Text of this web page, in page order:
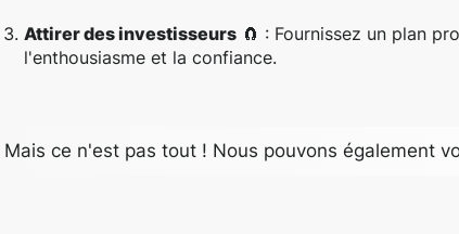
Attirer des investisseurs 🧲 : Fournissez un plan
l'enthousiasme et la confiance.
Mais ce n'est pas tout ! Nous pouvons également